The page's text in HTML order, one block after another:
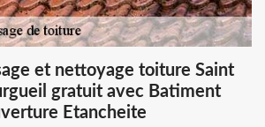
et nettoyage toiture Saint
gratuit avec Batiment
Etancheite